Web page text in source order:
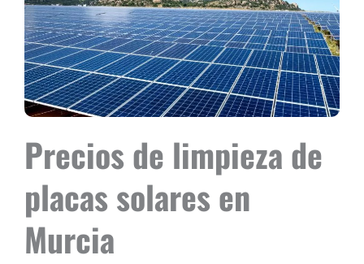
Precios de limpieza de
placas solares en
Murcia